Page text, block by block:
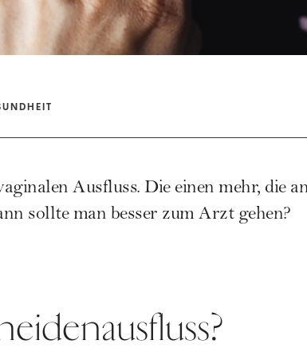
Ausfluss. Die einen mehr, die
sollte man besser zum Arzt gehen?